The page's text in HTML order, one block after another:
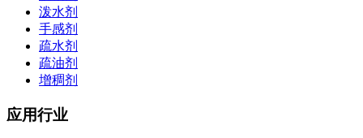
泼水剂
手感剂
疏水剂
疏油剂
增稠剂
应用行业